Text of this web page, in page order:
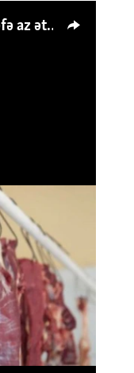
Azərbaycanlı avropalıdan iki dəfə az ət yeyir, amma... 'Qiymət artımı qaçılmazdır'